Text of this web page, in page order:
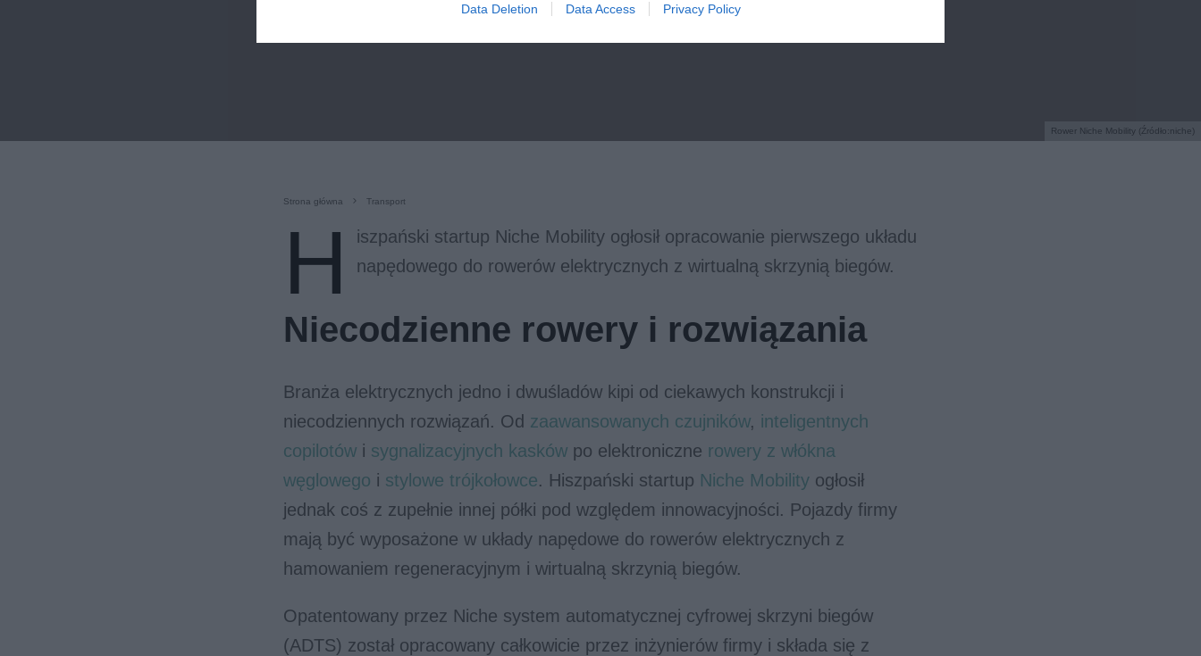
Data Deletion Data Access Privacy Policy
Rower Niche Mobility (Źródło:niche)
Strona główna Transport
H
iszpański startup Niche Mobility ogłosił opracowanie pierwszego układu
napędowego do rowerów elektrycznych z wirtualną skrzynią biegów.
Niecodzienne rowery i rozwiązania
Branża elektrycznych jedno i dwuśladów kipi od ciekawych konstrukcji i
niecodziennych rozwiązań. Od zaawansowanych czujników, inteligentnych
copilotów i sygnalizacyjnych kasków po elektroniczne rowery z włókna
węglowego i stylowe trójkołowce. Hiszpański startup Niche Mobility ogłosił
jednak coś z zupełnie innej półki pod względem innowacyjności. Pojazdy firmy
mają być wyposażone w układy napędowe do rowerów elektrycznych z
hamowaniem regeneracyjnym i wirtualną skrzynią biegów.
Opatentowany przez Niche system automatycznej cyfrowej skrzyni biegów
(ADTS) został opracowany całkowicie przez inżynierów firmy i składa się z